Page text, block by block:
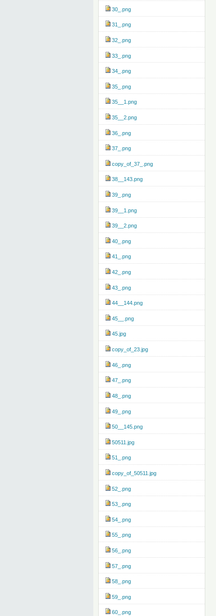
30_.png
31_.png
32_.png
33_.png
34_.png
35_.png
35__1.png
35__2.png
36_.png
37_.png
copy_of_37_.png
38__143.png
39_.png
39__1.png
39__2.png
40_.png
41_.png
42_.png
43_.png
44__144.png
45__.png
45.jpg
copy_of_23.jpg
46_.png
47_.png
48_.png
49_.png
50__145.png
50511.jpg
51_.png
copy_of_50511.jpg
52_.png
53_.png
54_.png
55_.png
56_.png
57_.png
58_.png
59_.png
60_.png